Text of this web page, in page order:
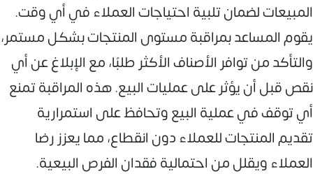
المبيعات لضمان تلبية احتياجات العملاء في أي وقت.
يقوم المساعد بمراقبة مستوى المنتجات بشكل مستمر،
والتأكد من توافر الأصناف الأكثر طلبًا، مع الإبلاغ عن أي
نقص قبل أن يؤثر على عمليات البيع. هذه المراقبة تمنع
أي توقف في عملية البيع وتحافظ على استمرارية
تقديم المنتجات للعملاء دون انقطاع، مما يعزز رضا
العملاء ويقلل من احتمالية فقدان الفرص البيعية.